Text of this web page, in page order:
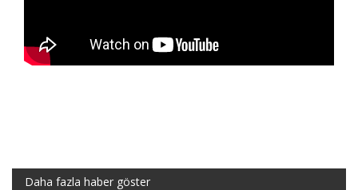
Daha fazla haber göster